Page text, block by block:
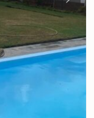
Next